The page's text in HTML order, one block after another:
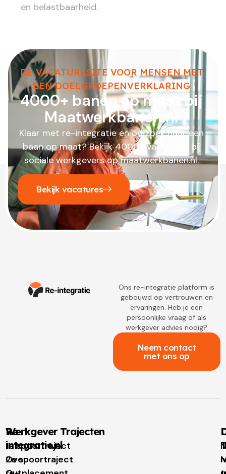
en belastbaarheid.
DE VACATURESITE VOOR MENSEN MET
EEN DOELGROEPENVERKLARING
4000+ banen op maat bij
Maatwerkbanen.nl
Klaar met re-integratie en op zoek naar een
baan op maat? Bekijk 4000+ vacatures bij
sociale werkgevers op maatwerkbanen.nl.
Bekijk vacatures
Ons re-integratie platform is
gebouwd op vertrouwen en
ervaringen. Heb je een
persoonlijke vraag of als
werkgever advies nodig?
Neem contact
met ons op
Re-
integratie.nl
Over
Werkgever Trajecten
1e spoortraject
2e spoortraject